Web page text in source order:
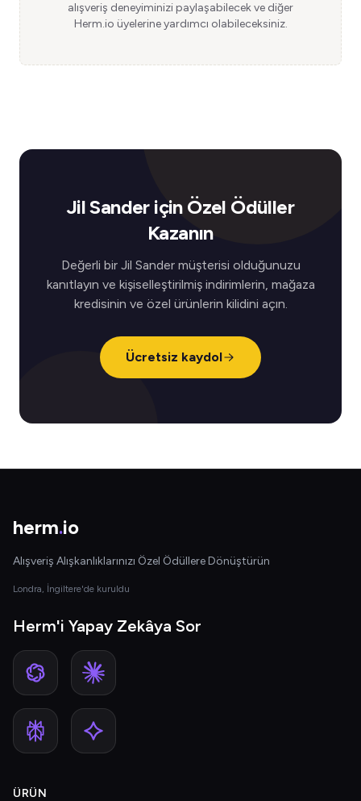
alışveriş deneyiminizi paylaşabilecek ve diğer
Herm.io üyelerine yardımcı olabileceksiniz.
Jil Sander için Özel Ödüller
Kazanın
Değerli bir Jil Sander müşterisi olduğunuzu
kanıtlayın ve kişiselleştirilmiş indirimlerin, mağaza
kredisinin ve özel ürünlerin kilidini açın.
Ücretsiz kaydol
herm.io
Alışveriş Alışkanlıklarınızı Özel Ödüllere Dönüştürün
Londra, İngiltere'de kuruldu
Herm'i Yapay Zekâya Sor
ÜRÜN